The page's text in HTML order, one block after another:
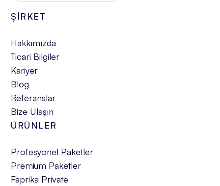
ŞİRKET
Hakkımızda
Ticari Bilgiler
Kariyer
Blog
Referanslar
Bize Ulaşın
ÜRÜNLER
Profesyonel Paketler
Premium Paketler
Faprika Private